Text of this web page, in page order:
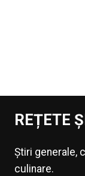
REȚETE
Știri generale,
culinare.